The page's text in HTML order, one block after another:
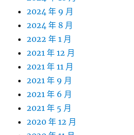
2024 年 9 月
2024 年 8 月
2022 年 1 月
2021 年 12 月
2021 年 11 月
2021 年 9 月
2021 年 6 月
2021 年 5 月
2020 年 12 月